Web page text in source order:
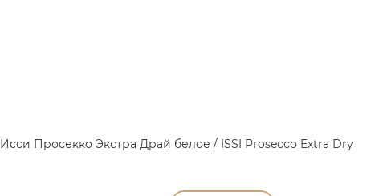
Исси Просекко Экстра Драй белое / ISSI Prosecco Extra Dry